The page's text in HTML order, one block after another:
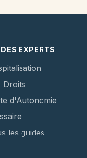
EXPERTS
Droits
d'Autonomie
les guides